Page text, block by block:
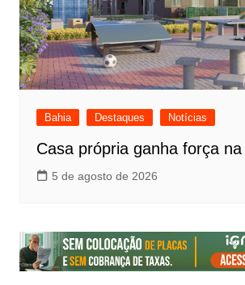
Bahia Destaques Notícias
Casa própria ganha força
5 de agosto de 2026